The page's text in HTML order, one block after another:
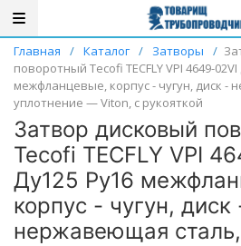
Главная / Каталог / Затворы /
поворотный Tecofi TECFLY VPI 4649-
межфланцевые, корпус - чугун, диск -
уплотнение — Viton, с рукояткой
Затвор дисковый
Tecofi TECFLY VPI
Ду125 Ру16
корпус - чугун, диск
нержавеющая сталь,